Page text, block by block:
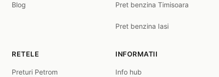
Blog Pret benzina Timisoara
Pret benzina Iasi
RETELE
Preturi Petrom
INFORMATII
Info hub